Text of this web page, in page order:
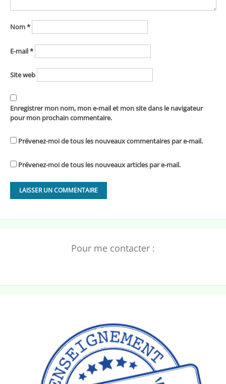
Nom*
E-mail*
Site web
Enregistrer mon nom, mon e-mail et mon site dans le navigateur
pour mon prochain commentaire.
Prévenez-moi de tous les nouveaux commentaires par e-mail.
Prévenez-moi de tous les nouveaux articles par e-mail.
Pour me contacter :